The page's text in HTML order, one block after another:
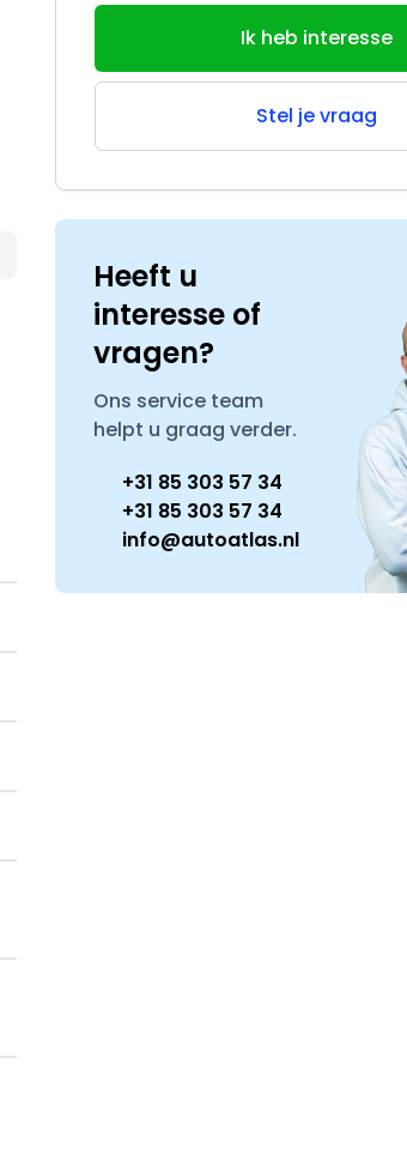
Ik heb interesse
Stel je vraag
Heeft u
interesse of
vragen?
Ons service team
helpt u graag verder.
+31 85 303 57 34
+31 85 303 57 34
info@autoatlas.nl